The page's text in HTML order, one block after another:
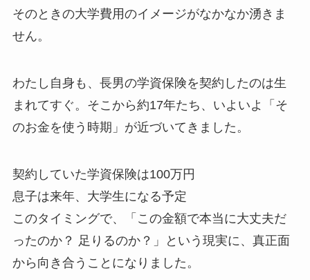
そのときの大学費用のイメージがなかなか湧きま
せん。
わたし自身も、長男の学資保険を契約したのは生
まれてすぐ。そこから約17年たち、いよいよ「そ
のお金を使う時期」が近づいてきました。
契約していた学資保険は100万円
息子は来年、大学生になる予定
このタイミングで、「この金額で本当に大丈夫だ
ったのか？ 足りるのか？」という現実に、真正面
から向き合うことになりました。